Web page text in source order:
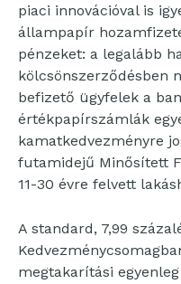
piaci innovációval is
állampapír
pénzeket: a legalább
kölcsönszerződésben
befizető ügyfelek a
értékpapírszámlák
kamatkedvezményre
futamidejű Minősített
11-30 évre felvett
A standard, 7,99
megtakarítási